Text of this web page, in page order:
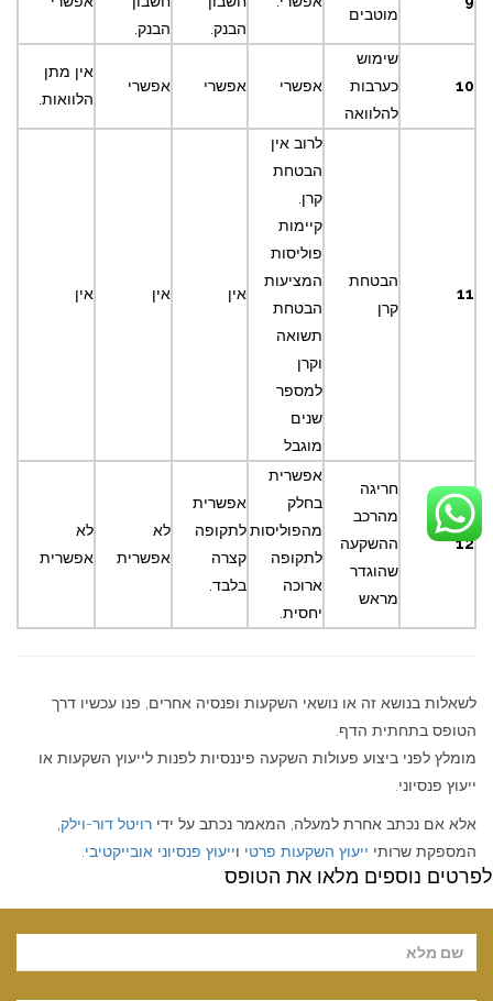
מוטבים
הבנק.
הבנק.
10
שימוש
כערבות
להלוואה
אפשרי אפשרי אפשרי
אין מתן
הלוואות.
11
הבטחת
קרן
לרוב אין
הבטחת
קרן.
קיימות
פוליסות
המציעות
הבטחת
תשואה
וקרן
למספר
שנים
מוגבל
אין אין אין
12
חריגה
מהרכב
ההשקעה
שהוגדר
מראש
אפשרית
בחלק
מהפוליסות
לתקופה
ארוכה
יחסית.
אפשרית
לתקופה
קצרה
בלבד.
לא
אפשרית
לא
אפשרית
לשאלות בנושא זה או נושאי השקעות ופנסיה אחרים, פנו עכשיו דרך
הטופס בתחתית הדף.
מומלץ לפני ביצוע פעולות השקעה פיננסיות לפנות לייעוץ השקעות או
ייעוץ פנסיוני.
אלא אם נכתב אחרת למעלה, המאמר נכתב על ידי רויטל דור-וילק,
המספקת שרותי ייעוץ השקעות פרטי וייעוץ פנסיוני אובייקטיבי.
לפרטים נוספים מלאו את הטופס